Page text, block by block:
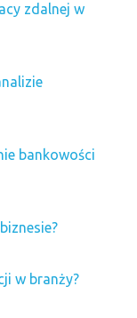
zdalnej w
bankowości
w branży?